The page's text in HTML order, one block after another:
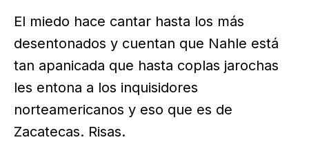
El miedo hace cantar hasta los más
desentonados y cuentan que Nahle está
tan apanicada que hasta coplas jarochas
les entona a los inquisidores
norteamericanos y eso que es de
Zacatecas. Risas.